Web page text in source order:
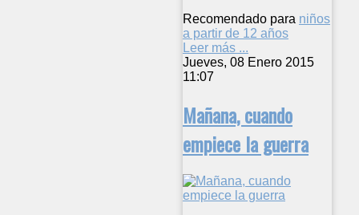
Recomendado para niños
a partir de 12 años
Leer más ...
Jueves, 08 Enero 2015
11:07
Mañana, cuando
empiece la guerra